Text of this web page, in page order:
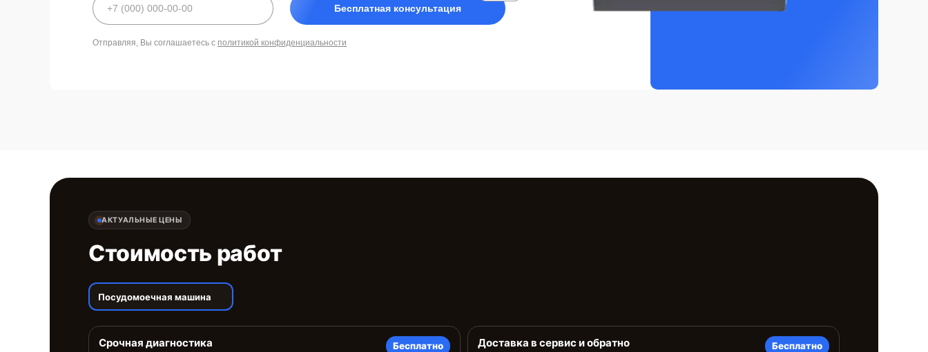
Бесплатная консультация
Отправляя, Вы соглашаетесь с политикой конфиденциальности
АКТУАЛЬНЫЕ ЦЕНЫ
Стоимость работ
Посудомоечная машина
Срочная диагностика Бесплатно Доставка в сервис и обратно Бесплатно